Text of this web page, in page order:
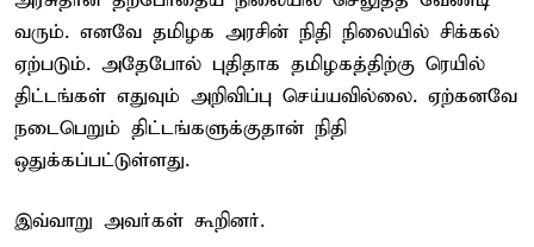
வரும். எனவே தமிழக அரசின் நிதி நிலையில் சிக்கல்
ஏற்படும். அதேபோல் புதிதாக தமிழகத்திற்கு ரெயில்
திட்டங்கள் எதுவும் அறிவிப்பு செய்யவில்லை. ஏற்கனவே
நடைபெறும் திட்டங்களுக்குதான் நிதி
ஒதுக்கப்பட்டுள்ளது.
இவ்வாறு அவர்கள் கூறினர்.